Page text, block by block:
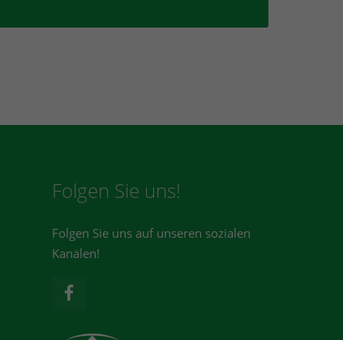
Folgen Sie uns!
Folgen Sie uns auf unseren sozialen
Kanälen!